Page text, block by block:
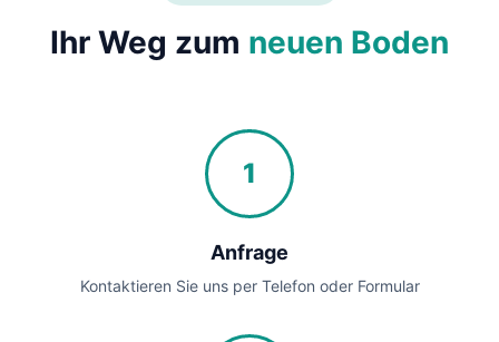
Ihr Weg zum neuen Boden
1
Anfrage
Kontaktieren Sie uns per Telefon oder Formular